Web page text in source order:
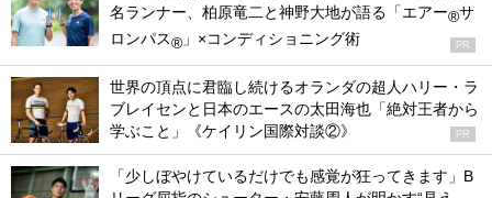
名ランナー、柏原竜二と神野大地が語る「エアー®サ
ロンパス® 」×コンディショニング術 PR
世界の頂点に君臨し続けるオランダの超人ハリー・ラ
ブレイセンと日本のエースの太田海也「絶対王者から
学ぶこと」《ケイリン国際対談②》
PR
「少しぼやけているだけでも感覚が狂ってきます」B